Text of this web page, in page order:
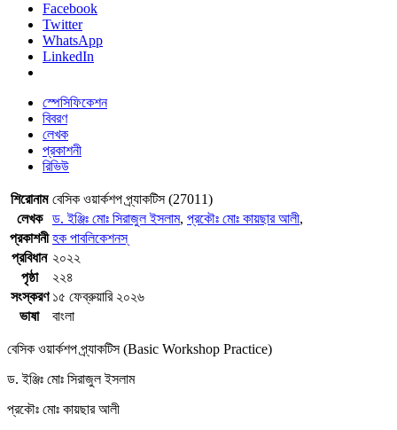
Facebook
Twitter
WhatsApp
LinkedIn
স্পেসিফিকেশন
বিবরণ
লেখক
প্রকাশনী
রিভিউ
শিরোনাম বেসিক ওয়ার্কশপ প্র্যাকটিস (27011)
লেখক
ড. ইঞ্জিঃ মোঃ সিরাজুল ইসলাম, প্রকৌঃ মোঃ কায়ছার আলী,
প্রকাশনী হক পাবলিকেশনস্
প্রবিধান ২০২২
পৃষ্ঠা
২২৪
সংস্করণ ১৫ ফেব্রুয়ারি ২০২৬
ভাষা
বাংলা
বেসিক ওয়ার্কশপ প্র্যাকটিস (Basic Workshop Practice)
ড. ইঞ্জিঃ মোঃ সিরাজুল ইসলাম
প্রকৌঃ মোঃ কায়ছার আলী